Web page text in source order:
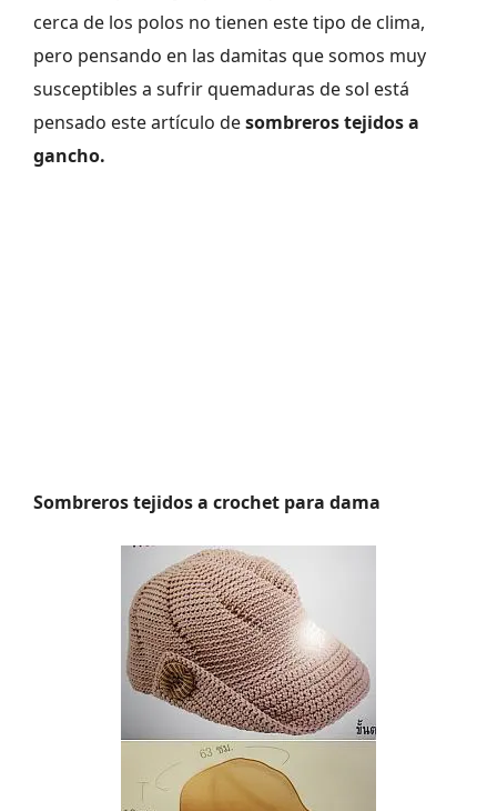
cerca de los polos no tienen este tipo de clima,
pero pensando en las damitas que somos muy
susceptibles a sufrir quemaduras de sol está
pensado este artículo desombreros tejidos a
gancho.
Sombreros tejidos a crochet para dama